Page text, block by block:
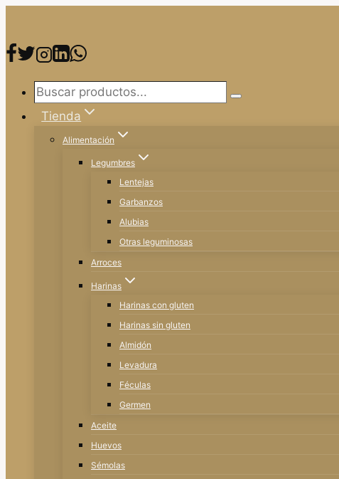
contenido
Buscar
productos...
Buscar
Tienda
Alimentación
Legumbres
Lentejas
Garbanzos
Alubias
Otras leguminosas
Arroces
Harinas
Harinas con gluten
Harinas sin gluten
Almidón
Levadura
Féculas
Germen
Aceite
Huevos
Sémolas